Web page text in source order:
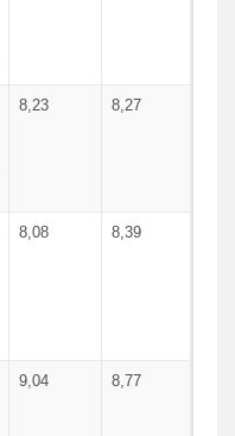
8,23 8,27
8,08 8,39
9,04 8,77